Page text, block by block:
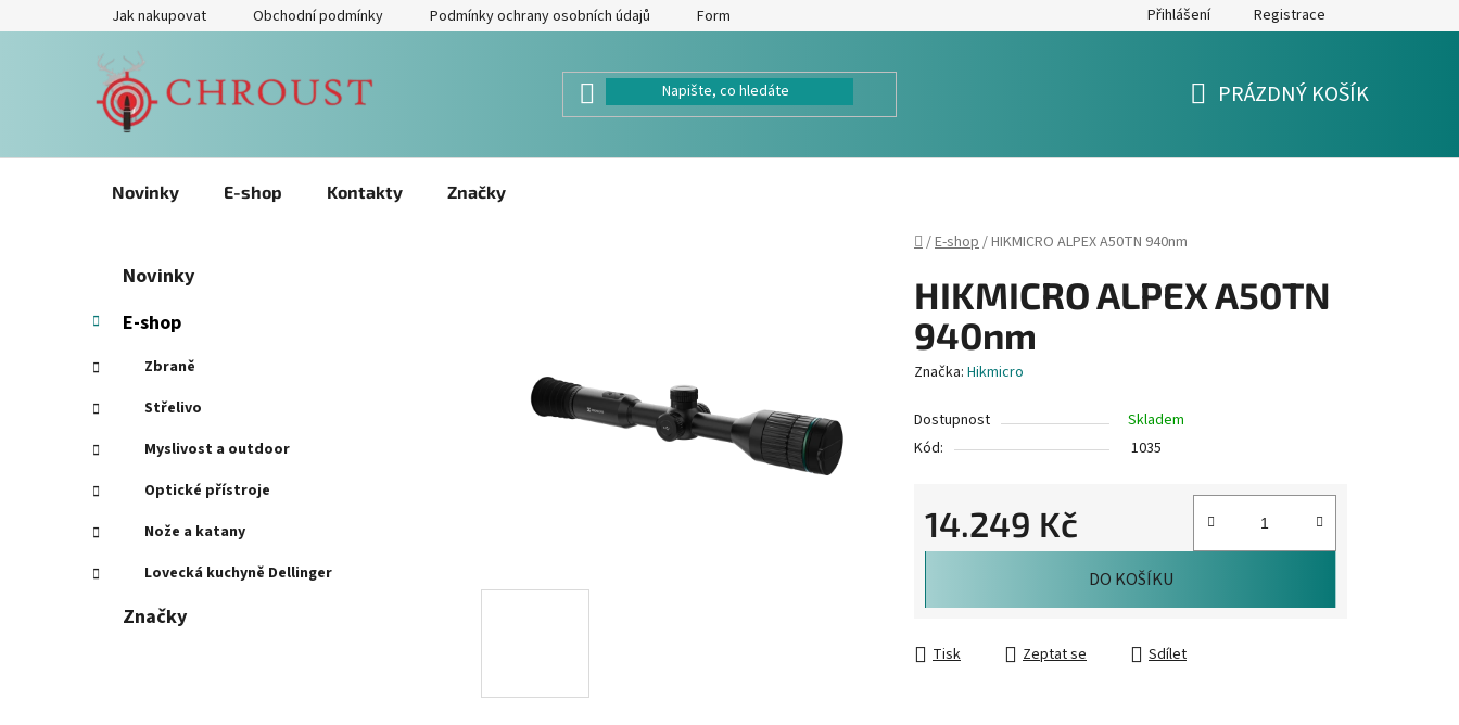
na
Jak nakupovat Obchodní podmínky Podmínky ochrany osobních údajů Formulář pro odstoupení od kupní smlouvy Formulář pro reklamaci a výměnu zboží Moje objednávka
Přihlášení Registrace
PRÁZDNÝ KOŠÍK
Novinky E-shop Kontakty Značky
Domů
/E-shop/HIKMICRO ALPEX A50TN 940nm
s
r
a
n
í
p
a
n
kategorie
t
e
g
r
e
Novinky
E-shop
Zbraně
Střelivo
Myslivost a outdoor
Optické přístroje
Nože a katany
Lovecká kuchyně Dellinger
Značky
HIKMICRO ALPEX A50TN
940nm
Značka: Hikmicro
Dostupnost
Skladem
Kód:
1035
14.249 Kč
Měrná cena:
DO KOŠÍKU
Tisk Zeptat se Sdílet